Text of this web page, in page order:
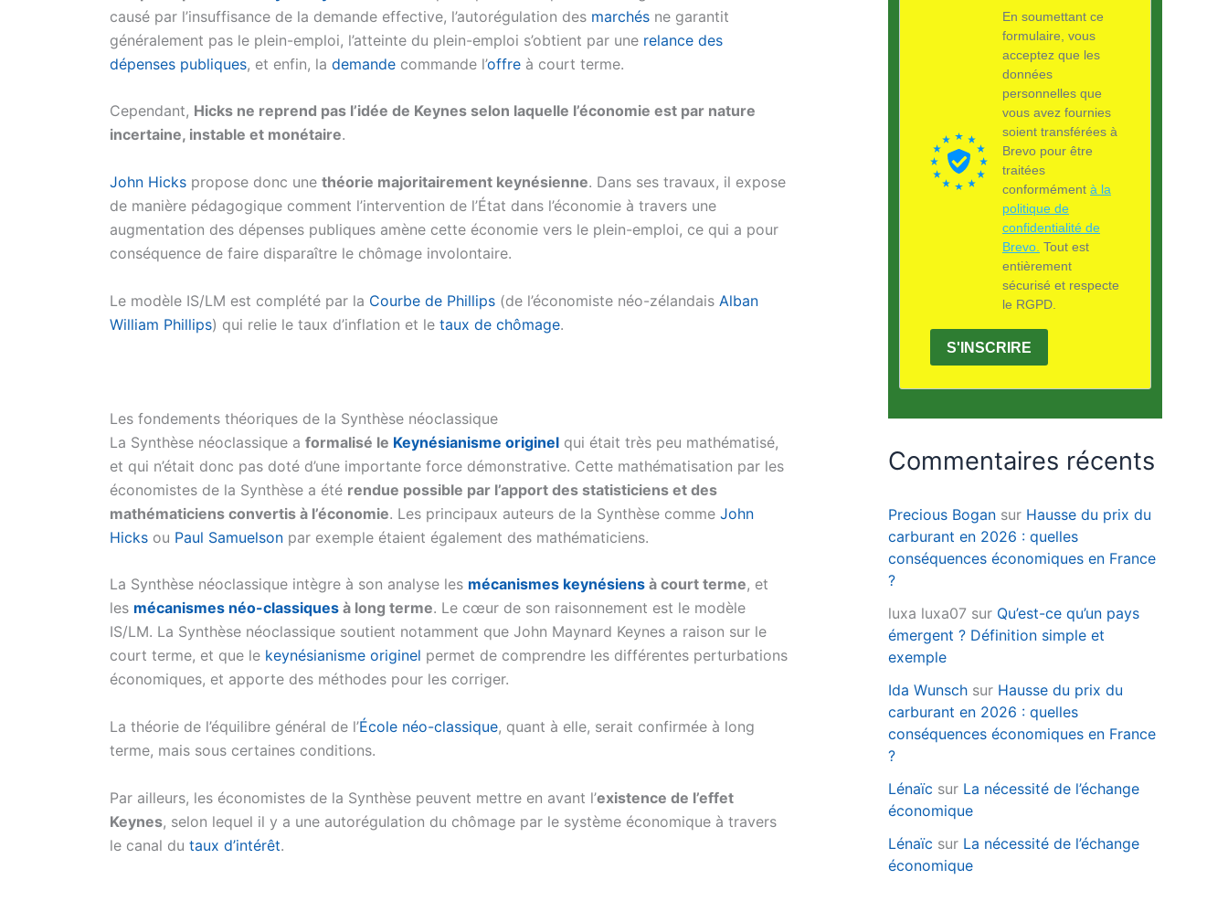
causé par l’insuffisance de la demande effective, l’autorégulation des marchés ne garantit
généralement pas le plein-emploi, l’atteinte du plein-emploi s’obtient par une relance des
dépenses publiques, et enfin, la demande commande l’offre à court terme.
Cependant, Hicks ne reprend pas l’idée de Keynes selon laquelle l’économie est par nature
incertaine, instable et monétaire.
John Hicks propose donc une théorie majoritairement keynésienne. Dans ses travaux, il expose
de manière pédagogique comment l’intervention de l’État dans l’économie à travers une
augmentation des dépenses publiques amène cette économie vers le plein-emploi, ce qui a pour
conséquence de faire disparaître le chômage involontaire.
Le modèle IS/LM est complété par la Courbe de Phillips (de l’économiste néo-zélandais Alban
William Phillips) qui relie le taux d’inflation et le taux de chômage.
Les fondements théoriques de la Synthèse néoclassique
La Synthèse néoclassique a formalisé le Keynésianisme originel qui était très peu mathématisé,
et qui n’était donc pas doté d’une importante force démonstrative. Cette mathématisation par les
économistes de la Synthèse a été rendue possible par l’apport des statisticiens et des
mathématiciens convertis à l’économie. Les principaux auteurs de la Synthèse comme John
Hicks ou Paul Samuelson par exemple étaient également des mathématiciens.
La Synthèse néoclassique intègre à son analyse les mécanismes keynésiens à court terme, et
les mécanismes néo-classiques à long terme. Le cœur de son raisonnement est le modèle
IS/LM. La Synthèse néoclassique soutient notamment que John Maynard Keynes a raison sur le
court terme, et que le keynésianisme originel permet de comprendre les différentes perturbations
économiques, et apporte des méthodes pour les corriger.
La théorie de l’équilibre général de l’École néo-classique, quant à elle, serait confirmée à long
terme, mais sous certaines conditions.
Par ailleurs, les économistes de la Synthèse peuvent mettre en avant l’existence de l’effet
Keynes, selon lequel il y a une autorégulation du chômage par le système économique à travers
le canal du taux d’intérêt.
En soumettant ce
formulaire, vous
acceptez que les
données
personnelles que
vous avez fournies
soient transférées à
Brevo pour être
traitées
conformément à la
politique de
confidentialité de
Brevo. Tout est
entièrement
sécurisé et respecte
le RGPD.
S'INSCRIRE
Commentaires récents
Precious Bogan sur Hausse du prix du
carburant en 2026 : quelles
conséquences économiques en France
?
luxa luxa07 sur Qu’est-ce qu’un pays
émergent ? Définition simple et
exemple
Ida Wunsch sur Hausse du prix du
carburant en 2026 : quelles
conséquences économiques en France
?
Lénaïc sur La nécessité de l’échange
économique
Lénaïc sur La nécessité de l’échange
économique